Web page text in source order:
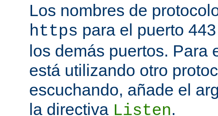
Los nombres de
https para el puerto
los demás puertos. Para
está utilizando otro
escuchando, añade el
la directiva Listen.